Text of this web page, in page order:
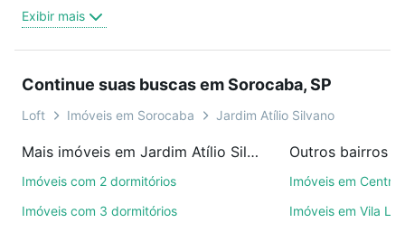
oferta ideal de Imóveis com 3 suites à venda em
Jardim Atílio Silvano, Sorocaba, SP para conquistar
videochamada, é grátis, sem compromisso e você
ainda conta com mais de 46 mil corretores e
de imóveis.
Exibir mais
Continue suas buscas em Sorocaba, SP
Loft Imóveis em Sorocaba Jardim Atílio Silvano
Mais imóveis em Jardim Atílio Silvano
Imóveis com 2 dormitórios
Imóveis com 3 dormitórios
Outros bairros
Imóveis em Centro
Imóveis em Vila